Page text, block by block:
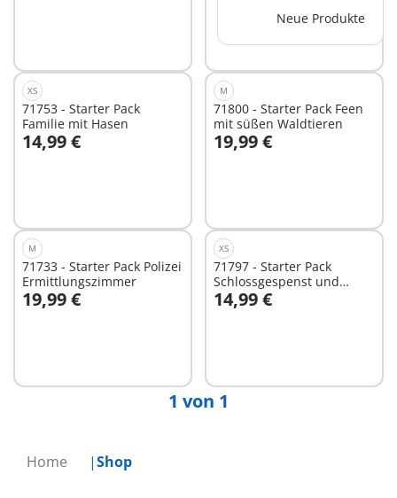
Home Shop
Neue Produkte
XS
71753 - Starter Pack
Familie mit Hasen
14,99 €
In den Warenkorb
M
71800 - Starter Pack Feen
mit süßen Waldtieren
19,99 €
In den Warenkorb
M
71733 - Starter Pack Polizei
Ermittlungszimmer
19,99 €
In den Warenkorb
XS
71797 - Starter Pack
Schlossgespenst und
Ritter
14,99 €
1 von 1